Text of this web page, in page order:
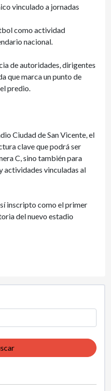
vinculado a jornadas
como actividad
nacional.
de autoridades, dirigentes
que marca un punto de
predio.
Ciudad de San Vicente, el
clave que podrá ser
C, sino también para
actividades vinculadas al
inscripto como el primer
del nuevo estadio